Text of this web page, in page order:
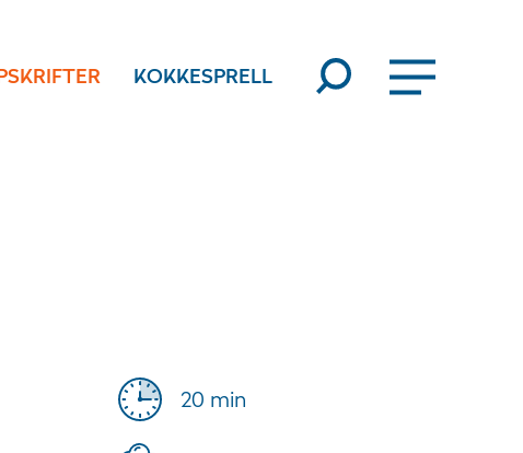
KOKKESPRELL
20 min